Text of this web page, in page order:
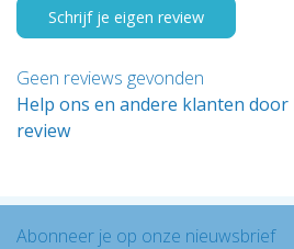
Schrijf je eigen review
Geen reviews gevonden
Help ons en andere klanten
review
Abonneer je op onze nieuwsbrief